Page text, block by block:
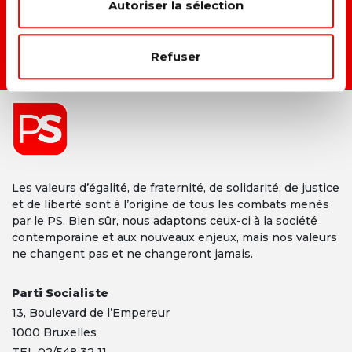
Autoriser la sélection
Refuser
Les valeurs d’égalité, de fraternité, de solidarité, de justice
et de liberté sont à l’origine de tous les combats menés
par le PS. Bien sûr, nous adaptons ceux-ci à la société
contemporaine et aux nouveaux enjeux, mais nos valeurs
ne changent pas et ne changeront jamais.
Parti Socialiste
13, Boulevard de l’Empereur
1000 Bruxelles
DEVENIR MEMBRE →